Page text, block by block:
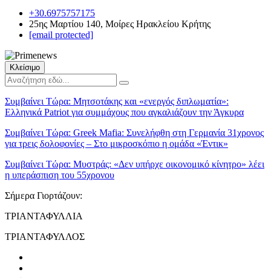
+30.6975757175
25ης Μαρτίου 140, Μοίρες Ηρακλείου Κρήτης
[email protected]
Κλείσιμο
Συμβαίνει Τώρα: Μητσοτάκης και «ενεργός διπλωματία»:
Ελληνικά Patriot για συμμάχους που αγκαλιάζουν την Άγκυρα
Συμβαίνει Τώρα: Greek Mafia: Συνελήφθη στη Γερμανία 31χρονος
για τρεις δολοφονίες – Στο μικροσκόπιο η ομάδα «Έντικ»
Συμβαίνει Τώρα: Μυστράς: «Δεν υπήρχε οικονομικό κίνητρο» λέει
η υπεράσπιση του 55χρονου
Σήμερα Γιορτάζουν:
ΤΡΙΑΝΤΑΦΥΛΛΙΑ
ΤΡΙΑΝΤΑΦΥΛΛΟΣ